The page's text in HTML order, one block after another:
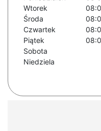
Wtorek
Środa
Czwartek
Piątek
Sobota
Niedziela